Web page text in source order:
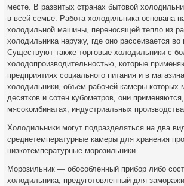
месте. В развитых странах бытовой
в всей семье. Работа холодильника основана
холодильной машины, переносящей тепло из
холодильника наружу, где оно рассеивается
Существуют также торговые холодильники с
холодопроизводительностью, которые
предприятиях социального питания и в
холодильники, объём рабочей камеры которых
десятков и сотен кубометров, они
мясокомбинатах, индустриальных
Холодильники могут подразделяться на два
среднетемпературные камеры для хранения
низкотемпературные морозильники.
Морозильник — обособленный прибор либо
холодильника, предуготовленный для